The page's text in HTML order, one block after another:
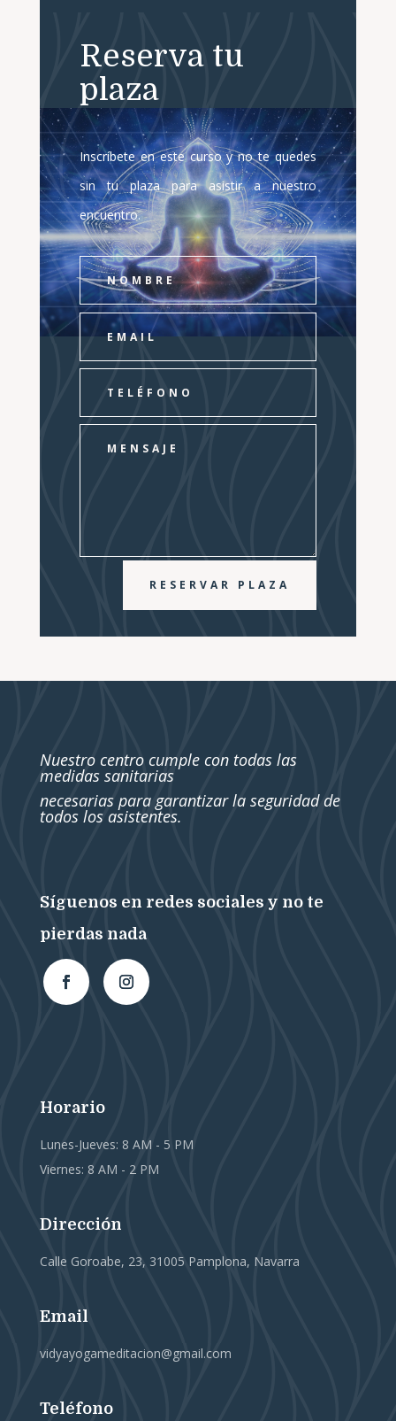
Reserva tu
plaza
Inscríbete en este curso y no te quedes
sin tu plaza para asistir a nuestro
encuentro.
RESERVAR PLAZA
Nuestro centro cumple con todas las
medidas sanitarias
necesarias para garantizar la seguridad de
todos los asistentes.
Síguenos en redes sociales y no te
pierdas nada
Horario
Lunes-Jueves: 8 AM - 5 PM
Viernes: 8 AM - 2 PM
Dirección
Calle Goroabe, 23, 31005 Pamplona, Navarra
Email
vidyayogameditacion@gmail.com
Teléfono